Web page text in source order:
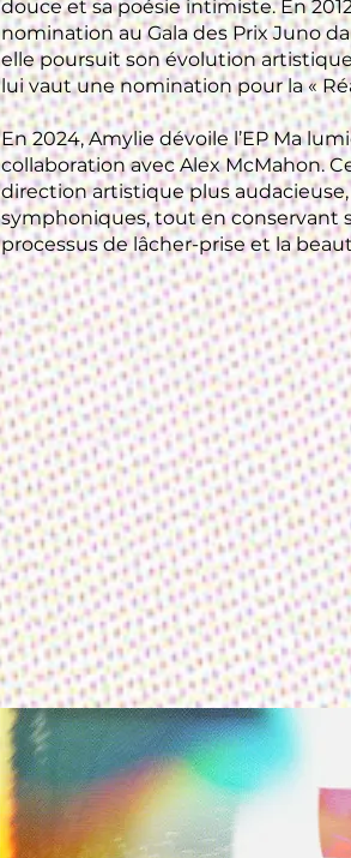
douce et sa poésie intimiste. En
nomination au Gala des Prix Juno
elle poursuit son évolution
lui vaut une nomination pour la «
En 2024, Amylie dévoile l’EP Ma
collaboration avec Alex McMahon.
direction artistique plus
symphoniques, tout en conservant
processus de lâcher-prise et la